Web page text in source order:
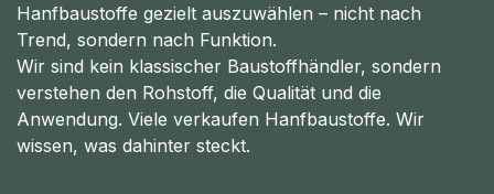
Hanfbaustoffe gezielt auszuwählen – nicht nach
Trend, sondern nach Funktion.
Wir sind kein klassischer Baustoffhändler, sondern
verstehen den Rohstoff, die Qualität und die
Anwendung. Viele verkaufen Hanfbaustoffe. Wir
wissen, was dahinter steckt.